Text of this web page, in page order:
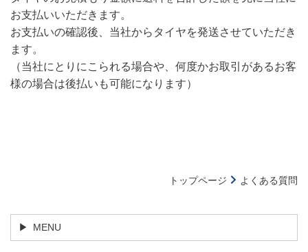
お支払いいただきます。
お支払いの確認後、当社からタイヤを発送させていただき
ます。
（当社にとりにこられる場合や、何度かお取引があるお客
様の場合は後払いも可能になります）
トップページ よくある質問
MENU